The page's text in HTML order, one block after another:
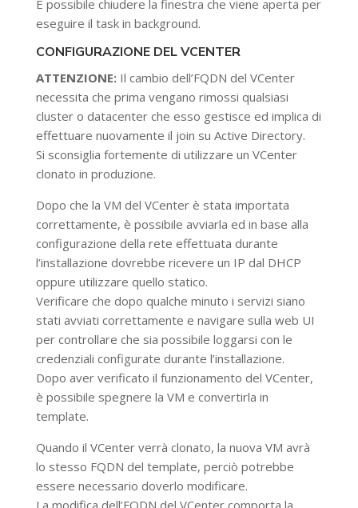
È possibile chiudere la finestra che viene aperta per
eseguire il task in background.
CONFIGURAZIONE DEL VCENTER
ATTENZIONE:Il cambio dell’FQDN del VCenter
necessita che prima vengano rimossi qualsiasi
cluster o datacenter che esso gestisce ed implica di
effettuare nuovamente il join su Active Directory.
Si sconsiglia fortemente di utilizzare un VCenter
clonato in produzione.
Dopo che la VM del VCenter è stata importata
correttamente, è possibile avviarla ed in base alla
configurazione della rete effettuata durante
l’installazione dovrebbe ricevere un IP dal DHCP
oppure utilizzare quello statico.
Verificare che dopo qualche minuto i servizi siano
stati avviati correttamente e navigare sulla web UI
per controllare che sia possibile loggarsi con le
credenziali configurate durante l’installazione.
Dopo aver verificato il funzionamento del VCenter,
è possibile spegnere la VM e convertirla in
template.
Quando il VCenter verrà clonato, la nuova VM avrà
lo stesso FQDN del template, perciò potrebbe
essere necessario doverlo modificare.
La modifica dell’FQDN del VCenter comporta la